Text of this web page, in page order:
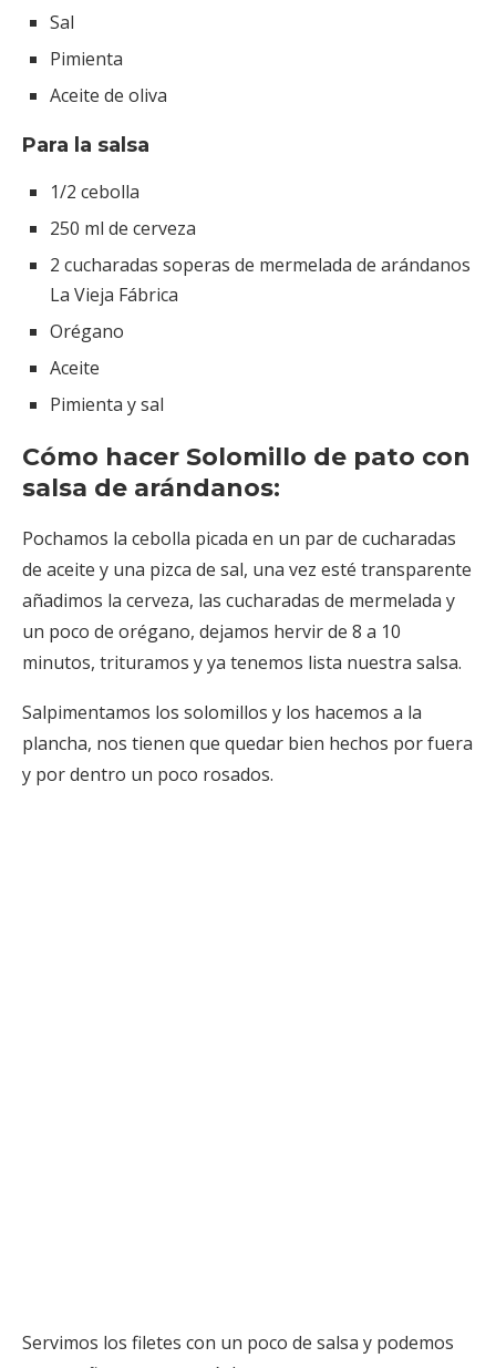
Sal
Pimienta
Aceite de oliva
Para la salsa
1/2 cebolla
250 ml de cerveza
2 cucharadas soperas de mermelada de arándanos
La Vieja Fábrica
Orégano
Aceite
Pimienta y sal
Cómo hacer Solomillo de pato con
salsa de arándanos:
Pochamos la cebolla picada en un par de cucharadas
de aceite y una pizca de sal, una vez esté transparente
añadimos la cerveza, las cucharadas de mermelada y
un poco de orégano, dejamos hervir de 8 a 10
minutos, trituramos y ya tenemos lista nuestra salsa.
Salpimentamos los solomillos y los hacemos a la
plancha, nos tienen que quedar bien hechos por fuera
y por dentro un poco rosados.
Servimos los filetes con un poco de salsa y podemos